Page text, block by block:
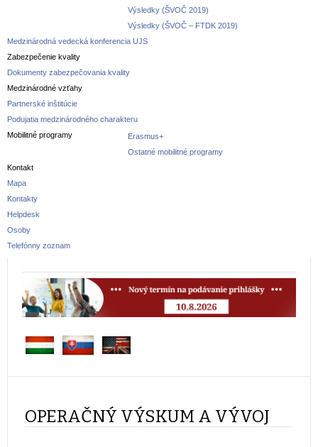
Výsledky (ŠVOČ 2019)
Výsledky (ŠVOČ – FTDK 2019)
Medzinárodná vedecká konferencia UJS
Zabezpečenie kvality
Dokumenty zabezpečovania kvality
Medzinárodné vzťahy
Partnerské inštitúcie
Podujatia medzinárodného charakteru
Mobilitné programy
Erasmus+
Ostatné mobilitné programy
Kontakt
Mapa
Kontakty
Helpdesk
Osoby
Telefónny zoznam
OPERAČNÝ VÝSKUM A VÝVOJ